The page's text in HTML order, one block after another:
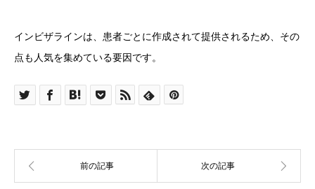
インビザラインは、患者ごとに作成されて提供されるため、その
点も人気を集めている要因です。